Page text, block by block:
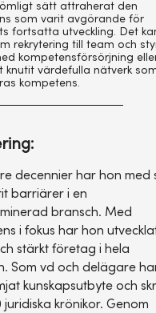
sätt attraherat den
som varit avgörande för
fortsatta utveckling. Det
rekrytering till team och
kompetensförsörjning
knutit värdefulla nätverk
kompetens.
decennier har hon med
barriärer i en
bransch. Med
i fokus har hon
stärkt företag i hela
Som vd och delägare
kunskapsutbyte och
juridiska krönikor. Genom